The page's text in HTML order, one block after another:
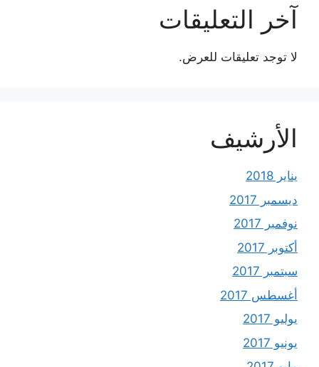
آخر التعليقات
لا توجد تعليقات للعرض.
الأرشيف
يناير 2018
ديسمبر 2017
نوفمبر 2017
أكتوبر 2017
سبتمبر 2017
أغسطس 2017
يوليو 2017
يونيو 2017